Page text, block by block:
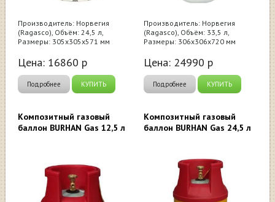
Производитель: Норвегия
(Ragasco), Объём: 24,5 л,
Размеры: 305х305х571 мм
Цена: 16860 р
Подробнее КУПИТЬ
Производитель: Норвегия
(Ragasco), Объём: 33,5 л,
Размеры: 306х306х720 мм
Цена: 24990 р
Подробнее КУПИТЬ
Композитный газовый
баллон BURHAN Gas 12,5 л
Композитный газовый
баллон BURHAN Gas 24,5 л